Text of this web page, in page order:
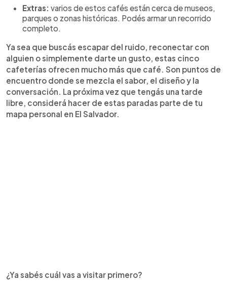
Extras: varios de estos cafés están cerca de museos,
parques o zonas históricas. Podés armar un recorrido
completo.
Ya sea que buscás escapar del ruido, reconectar con
alguien o simplemente darte un gusto, estas cinco
cafeterías ofrecen mucho más que café. Son puntos de
encuentro donde se mezcla el sabor, el diseño y la
conversación. La próxima vez que tengás una tarde
libre, considerá hacer de estas paradas parte de tu
mapa personal en El Salvador.
¿Ya sabés cuál vas a visitar primero?